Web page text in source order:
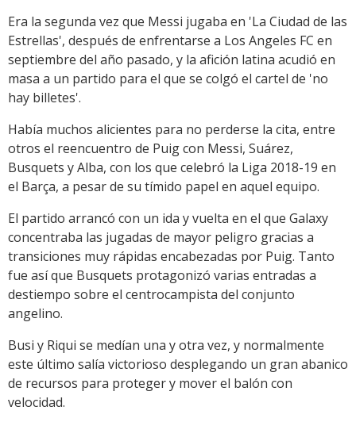
Era la segunda vez que Messi jugaba en 'La Ciudad de las
Estrellas', después de enfrentarse a Los Angeles FC en
septiembre del año pasado, y la afición latina acudió en
masa a un partido para el que se colgó el cartel de 'no
hay billetes'.
Había muchos alicientes para no perderse la cita, entre
otros el reencuentro de Puig con Messi, Suárez,
Busquets y Alba, con los que celebró la Liga 2018-19 en
el Barça, a pesar de su tímido papel en aquel equipo.
El partido arrancó con un ida y vuelta en el que Galaxy
concentraba las jugadas de mayor peligro gracias a
transiciones muy rápidas encabezadas por Puig. Tanto
fue así que Busquets protagonizó varias entradas a
destiempo sobre el centrocampista del conjunto
angelino.
Busi y Riqui se medían una y otra vez, y normalmente
este último salía victorioso desplegando un gran abanico
de recursos para proteger y mover el balón con
velocidad.